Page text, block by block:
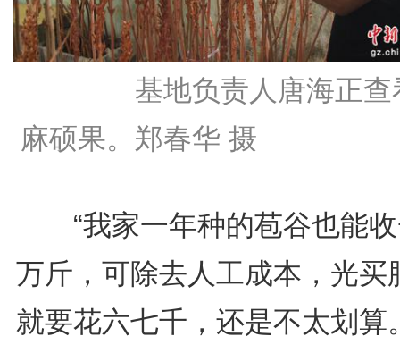
基地负责人唐海正查
麻硕果。郑春华 摄
“我家一年种的苞谷也能收
万斤，可除去人工成本，光买
就要花六七千，还是不太划算